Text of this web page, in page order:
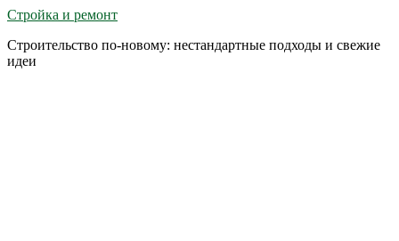
Стройка и ремонт
Строительство по-новому: нестандартные подходы и свежие
идеи